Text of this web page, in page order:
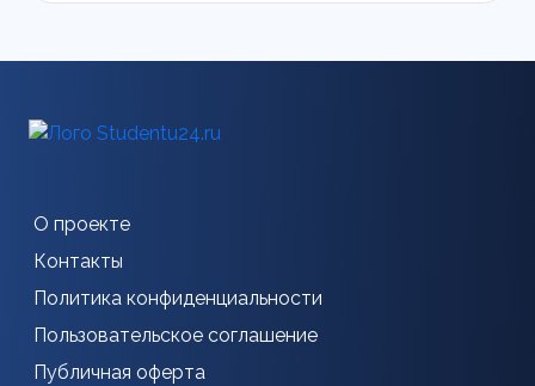
О проекте
Контакты
Политика конфиденциальности
Пользовательское соглашение
Публичная оферта